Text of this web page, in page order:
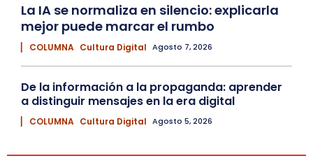
La IA se normaliza en silencio: explicarla
mejor puede marcar el rumbo
▏ COLUMNA Cultura Digital Agosto 7, 2026
De la información a la propaganda: aprender
a distinguir mensajes en la era digital
▏ COLUMNA Cultura Digital Agosto 5, 2026